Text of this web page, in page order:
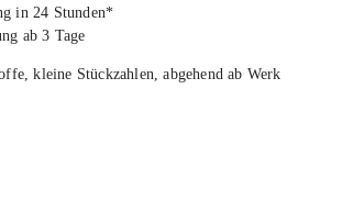
in 24 Stun­den*
ab 3 Tage
klei­ne Stück­zah­len, abge­hend ab Werk